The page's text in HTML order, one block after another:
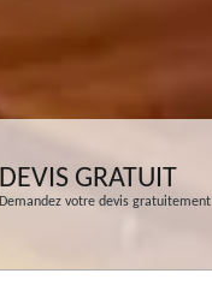
DEVIS GRATUIT
Demandez votre devis gratuitement